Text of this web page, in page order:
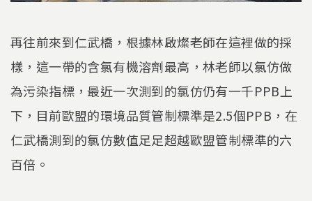
再往前來到仁武橋，根據林啟燦老師在這裡做的採
樣，這一帶的含氯有機溶劑最高，林老師以氯仿做
為污染指標，最近一次測到的氯仿仍有一千PPB上
下，目前歐盟的環境品質管制標準是2.5個PPB，在
仁武橋測到的氯仿數值足足超越歐盟管制標準的六
百倍。